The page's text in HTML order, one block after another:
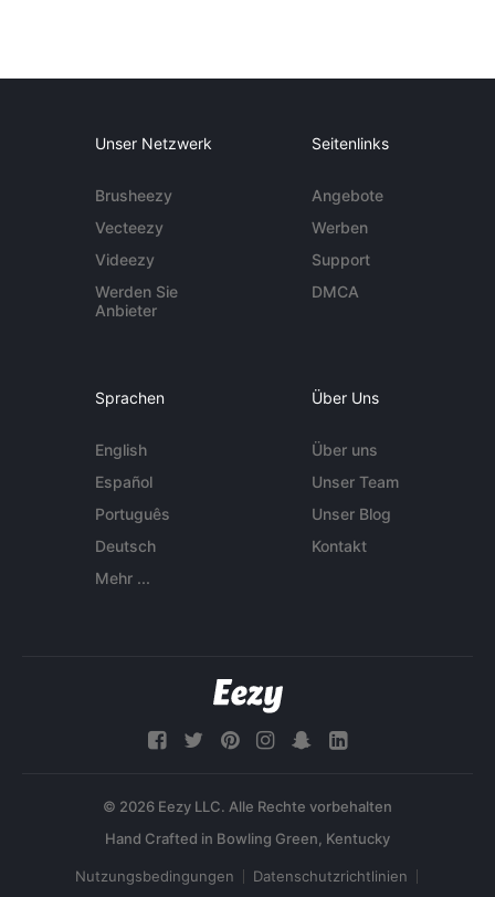
Unser Netzwerk
Brusheezy
Vecteezy
Videezy
Werden Sie
Anbieter
Seitenlinks
Angebote
Werben
Support
DMCA
Sprachen
English
Español
Português
Deutsch
Mehr ...
Über Uns
Über uns
Unser Team
Unser Blog
Kontakt
© 2026 Eezy LLC. Alle Rechte vorbehalten
Nutzungsbedingungen Datenschutzrichtlinien